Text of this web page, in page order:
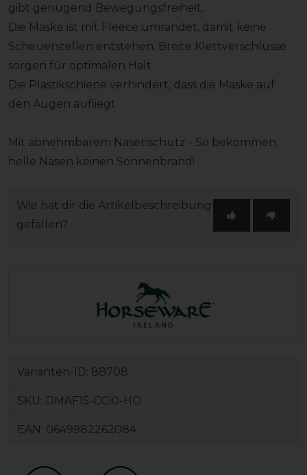
gibt genügend Bewegungsfreiheit.
Die Maske ist mit Fleece umrandet, damit keine
Scheuerstellen entstehen. Breite Klettverschlüsse
sorgen für optimalen Halt.
Die Plastikschiene verhindert, dass die Maske auf
den Augen aufliegt
Mit abnehmbarem Nasenschutz - So bekommen
helle Nasen keinen Sonnenbrand!
Wie hat dir die Artikelbeschreibung
gefallen?
Varianten-ID: 88708
SKU: DMAF15-CCI0-HO
EAN: 0649982262084